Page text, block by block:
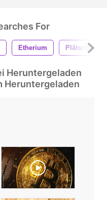
For
Etherium Plätschern
Heruntergeladen
Heruntergeladen